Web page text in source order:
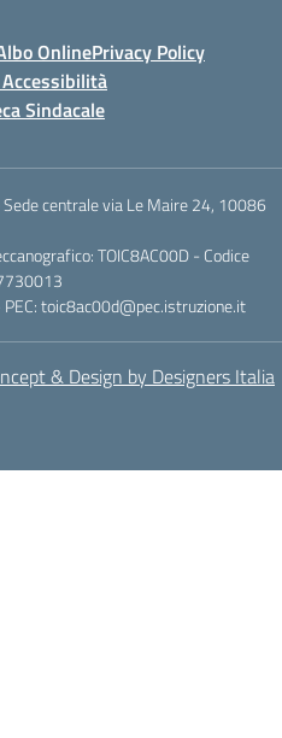
OnlinePrivacy Policy
Sindacale
centrale via Le Maire 24, 10086
TOIC8AC00D - Codice
toic8ac00d@pec.istruzione.it
& Design by Designers Italia